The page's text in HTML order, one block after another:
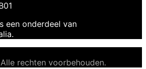
een onderdeel van
Alle rechten voorbehouden.